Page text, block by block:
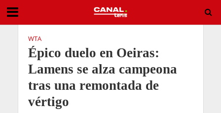
WTA
Épico duelo en Oeiras:
Lamens se alza campeona
tras una remontada de
vértigo